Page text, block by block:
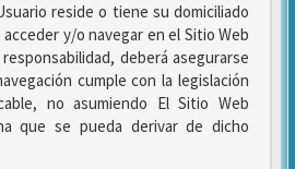
reside o tiene su domiciliado
y/o navegar en el Sitio Web
deberá asegurarse
cumple con la legislación
no asumiendo El Sitio Web
que se pueda derivar de dicho